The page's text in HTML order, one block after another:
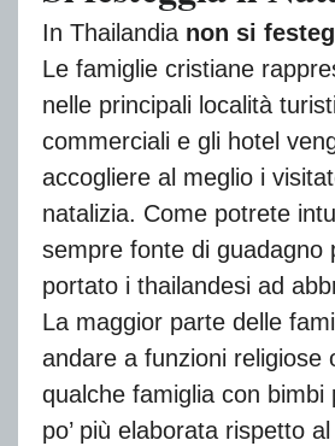
In Thailandia non si
Le famiglie cristiane
nelle principali località
commerciali e gli hotel
accogliere al meglio i
natalizia. Come potrete
sempre fonte di guadagno
portato i thailandesi ad
La maggior parte delle
andare a funzioni religiose
qualche famiglia con
po’ più elaborata rispetto